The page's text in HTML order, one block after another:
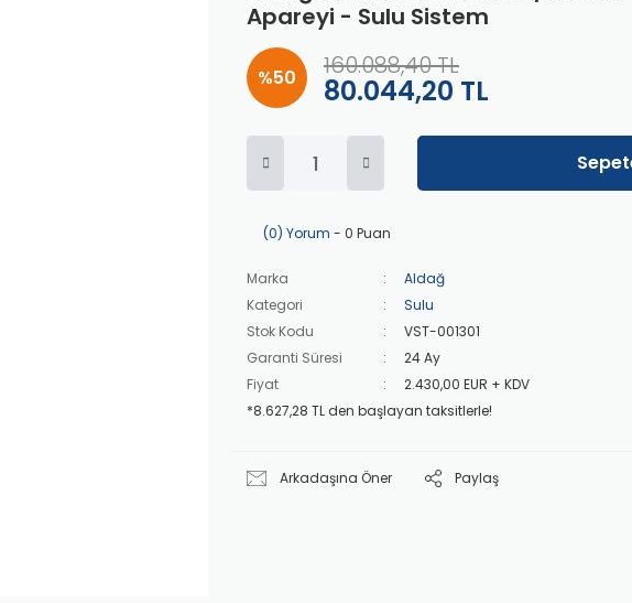
Apareyi - Sulu Sistem
%50 80.044,20 TL
160.088,40 TL
(0) Yorum - 0 Puan
Marka
Aldağ
Kategori
Sulu
Stok Kodu
VST-001301
Garanti Süresi
24 Ay
Fiyat
2.430,00 EUR + KDV
*8.627,28 TL den başlayan taksitlerle!
Arkadaşına Öner Paylaş